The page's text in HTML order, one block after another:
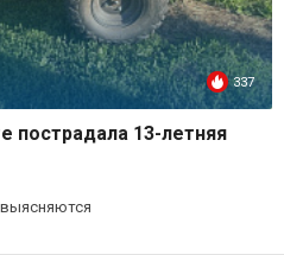
337
пострадала 13-летняя